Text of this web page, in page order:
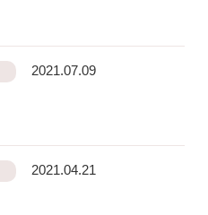
2021.07.09
2021.04.21